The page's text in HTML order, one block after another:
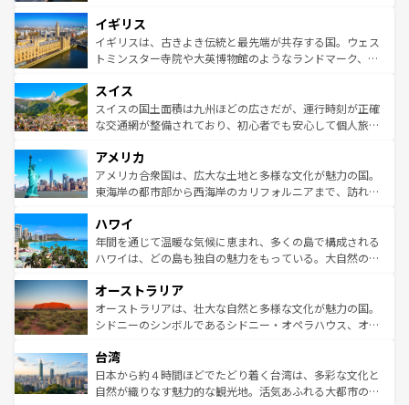
いる。シャンパンの発祥地であるランス、プロヴァンスの
香り高いラベンダー畑など、多彩な楽しみ方が可能だ。さ
らに、パリ以外の地域にも魅力が溢れており、どの街角に
れる地方に足を運ぶとそれぞれで全く異なる文化を体験で
きるだろう。 なお、新着のフランス情報はコンテンツ一覧
を参照してほしい。
顔を持つこの国は、どこを歩いても飽きることがない。ベ
ルリンの文化的活気、バイエルン州のアルプスの絶景、そ
してライン川沿いのワイン畑といった風景は必見。ビール
は、お酒好きな人にはぜひ体験してほしい。 なお、新着の
ドイツ情報はコンテンツ一覧を参照してほしい。
イギリス
イギリスは、古きよき伝統と最先端が共存する国。ウェス
トミンスター寺院や大英博物館のようなランドマーク、歴
リアごとに異なる魅力がある。また、優雅なアフタヌーン
ティー、ビール好きにはたまらない英国パブ、サッカー観
戦など、本場だからこそできる体験も豊富。イギリスを旅
ンツ一覧を参照してほしい。
スイス
スイスの国土面積は九州ほどの広さだが、運行時刻が正確
な交通網が整備されており、初心者でも安心して個人旅行
の建物がそのまま残る町や、スイスならではのユニークな
博物館もあり、アルプス観光だけでなく町歩きも満喫する
ことができる。国民の所得が高いため物価も高いが、旅行
ば市内交通費無料で観光を楽しむこともできる。 なお、新
着のスイス情報はコンテンツ一覧 を参照してほしい。
アメリカ
アメリカ合衆国は、広大な土地と多様な文化が魅力の国。
東海岸の都市部から西海岸のカリフォルニアまで、訪れる
のような巨大都市は、観光、ショッピング、エンターテイ
ンメントが詰まった刺激的なスポットだ。一方、アメリカ
西部には大自然が広がり、グランドキャニオンやイエロー
部のニューオーリンズでは、音楽と美食が融合した独特の
文化が魅力。旅行者はアメリカの各地域で異なる魅力を楽
しみながら、その多様性と豊かな歴史を感じることができ
ならではの贅沢な旅のスタイルだ。 なお、新着のアメリカ
情報はコンテンツ一覧を参照してほしい。
ハワイ
年間を通じて温暖な気候に恵まれ、多くの島で構成される
ハワイは、どの島も独自の魅力をもっている。大自然の神
ワイ島は見逃せない。また、定番の観光地といえばオアフ
島だが、静かな自然を求めるならマウイ島やカウアイ島が
おすすめ。エメラルドグリーンに輝く海をはじめ、豊かな
れるおもてなしの心で訪れる人々を迎えてくれるハワイの
人々、おいしいローカルフードやハワイアンミュージッ
ク、伝統的なフラダンスなど、すべてがハワイの魅力を彩
オーストラリア
オーストラリアは、壮大な自然と多様な文化が魅力の国。
シドニーのシンボルであるシドニー・オペラハウス、オー
リアリーフや大陸中央部にそびえるウルル（エアーズロッ
ク）、タスマニアの美しい原生林やケアンズの熱帯雨林な
ど、見どころがたくさん。また、カフェやワイン、オージ
台湾
日本から約４時間ほどでたどり着く台湾は、多彩な文化と
自然が織りなす魅力的な観光地。活気あふれる大都市の台